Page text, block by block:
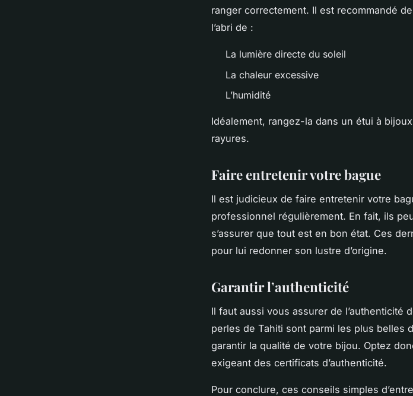
ranger correctement. Il est recommandé
l’abri de :
La lumière directe du soleil
La chaleur excessive
L’humidité
Idéalement, rangez-la dans un étui à
rayures.
Faire entretenir votre bague
Il est judicieux de faire entretenir votre
professionnel régulièrement. En fait, ils
s’assurer que tout est en bon état. Ces
pour lui redonner son lustre d’origine.
Garantir l’authenticité
Il faut aussi vous assurer de l’authenticité
perles de Tahiti sont parmi les plus belles
garantir la qualité de votre bijou. Optez
exigeant des certificats d’authenticité.
Pour conclure, ces conseils simples